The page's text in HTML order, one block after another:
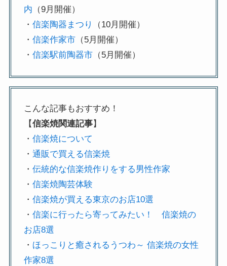
内 （9月開催）
・信楽陶器まつり
（10月開催）
・信楽作家市 （5月開催）
・信楽駅前陶器市 （5月開催）
こんな記事もおすすめ！
【信楽焼関連記事】
・信楽焼について
・通販で買える信楽焼
・伝統的な信楽焼作りをする男性作家
・信楽焼陶芸体験
・信楽焼が買える東京のお店10選
・信楽に行ったら寄ってみたい！ 信楽焼の
お店8選
・ ほっこりと癒されるうつわ～ 信楽焼の女性
作家8選